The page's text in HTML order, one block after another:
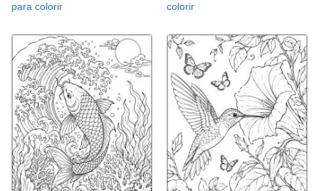
para colorir colorir